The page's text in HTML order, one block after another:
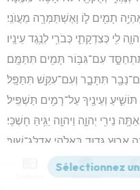
תָמִ֖ים ל֑וֹ וָאֶשְׁתַּמְּרָ֖ה מֵעֲוֺנִֽי׃
לִ֖י כְּצִדְקָתִ֑י כְּבֹרִ֖י לְנֶ֥גֶד עֵינָֽיו׃
עִם־גִּבּ֥וֹר תָּמִ֖ים תִּתַּמָּֽם׃
תִּתָּבָ֑ר וְעִם־עִקֵּ֖שׁ תִּתַּפָּֽל׃
וְעֵינֶ֖יךָ עַל־רָמִ֥ים תַּשְׁפִּֽיל׃
נֵירִ֖י יְהוָ֑ה וַיהוָ֖ה יַגִּ֥יהַּ חָשְׁכִּֽי׃
אָר֣וּץ גְּד֑וּד בֵּאלֹהַ֖י אֲדַלֶּג־שֽׁוּר׃
מָגֵ֣ן ה֔וּא לְכֹ֖ל הַחֹסִ֥ים בּֽוֹ׃
Versions